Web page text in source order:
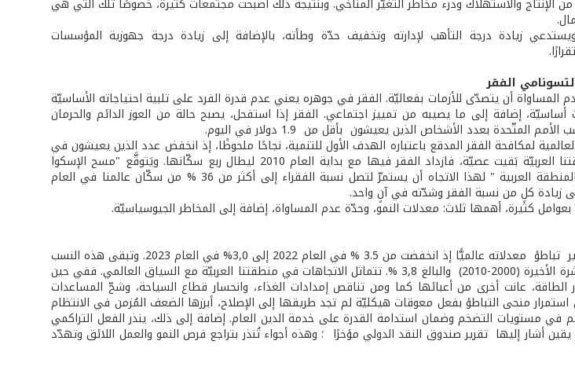
من الإنتاج والاستهلاك ودرء مخاطر التغيّر المناخي. وبنتيجة ذلك أصبحت مجتمعات كثيرة، خصوصًا تلك التي هي
زيادة درجة التأهب لإدارته وتخفيف حدّة وطأته، بالإضافة إلى زيادة درجة جهوزية المؤسسات
لتسونامي الفقر
أن يتصدّى للأزمات بفعاليّة. الفقر في جوهره يعني عدم قدرة الفرد على تلبية احتياجاته الأساسيّة
إضافة إلى ما يصيبه من تمييز اجتماعي. الفقر إذا استفحل، يصبح حالة من العوز الدائم والحرمان
بعدد الأشخاص الذين يعيشون بأقل من 1.9 دولار في اليوم.
لمكافحة الفقر المدقع باعتباره الهدف الأول للتنمية، نجاحًا ملحوظًا، إذ انخفض عدد الذين يعيشون في
فقر مدقع لأكثر من النصف. لكن منطقتنا العربيّة بَقيت عصيّة، فازداد الفقر فيها مع بداية العام 2010 ليطال ربع سكّانها. ويَتوقَّع "مسح الإسكوا
للتطورات الاقتصادية والاجتماعية في المنطقة العربية " لهذا الاتجاه أن يستمرّ لتصل نسبة الفقراء إلى أكثر من 36 % من سكّان عالمنا في العام
كثيرة، أهمها ثلاث: معدلات النمو، وحدّة عدم المساواة، إضافة إلى المخاطر الجيوسياسيّة.
في ما يخصّ النمو، لحظت معظم التقارير تباطؤ معدلاته عالميًّا إذ انخفضت من 3.5 % في العام 2022 إلى 3,0% في العام 2023. وتبقى هذه النسب
أقل من المتوسط السنوي للسنوات العشرة الأخيرة (2000-2010) والبالغ 3,8 %. تتماثل الاتجاهات في منطقتنا العربيّة مع السياق العالمي. ففي حين
عانت أخرى من أعبائها كما ومن تناقص إمدادات الغذاء، وانحسار قطاع السياحة، وشحّ المساعدات
استمرار منحى التباطؤ بفعل معوقات ھیكلیّة لم تجد طريقها إلى الإصلاح، أبرزها الضعف المُزمن في الانتظام
مستویات التضخم وضمان استدامة القدرة على خدمة الدین العام. إضافة إلى ذلك، ينذر الفعل التراكمي
يقين أشار إليها تقرير صندوق النقد الدولي مؤخرًا ؛ وهذه أجواء تُنذر بتراجع فرص النمو والعمل اللائق وتهدّد